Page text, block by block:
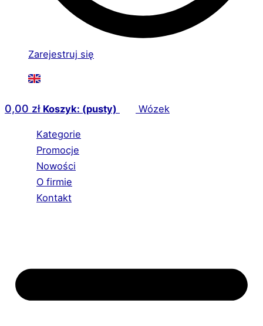
Zarejestruj się
0,00 zł Koszyk: (pusty) Wózek
Kategorie
Promocje
Nowości
O firmie
Kontakt